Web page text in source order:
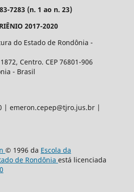
7283 (n. 1 ao n. 23)
2017-2020
do Estado de Rondônia -
Centro. CEP 76801-906
- Brasil
| emeron.cepep@tjro.jus.br |
© 1996 da Escola da
de Rondônia está licenciada